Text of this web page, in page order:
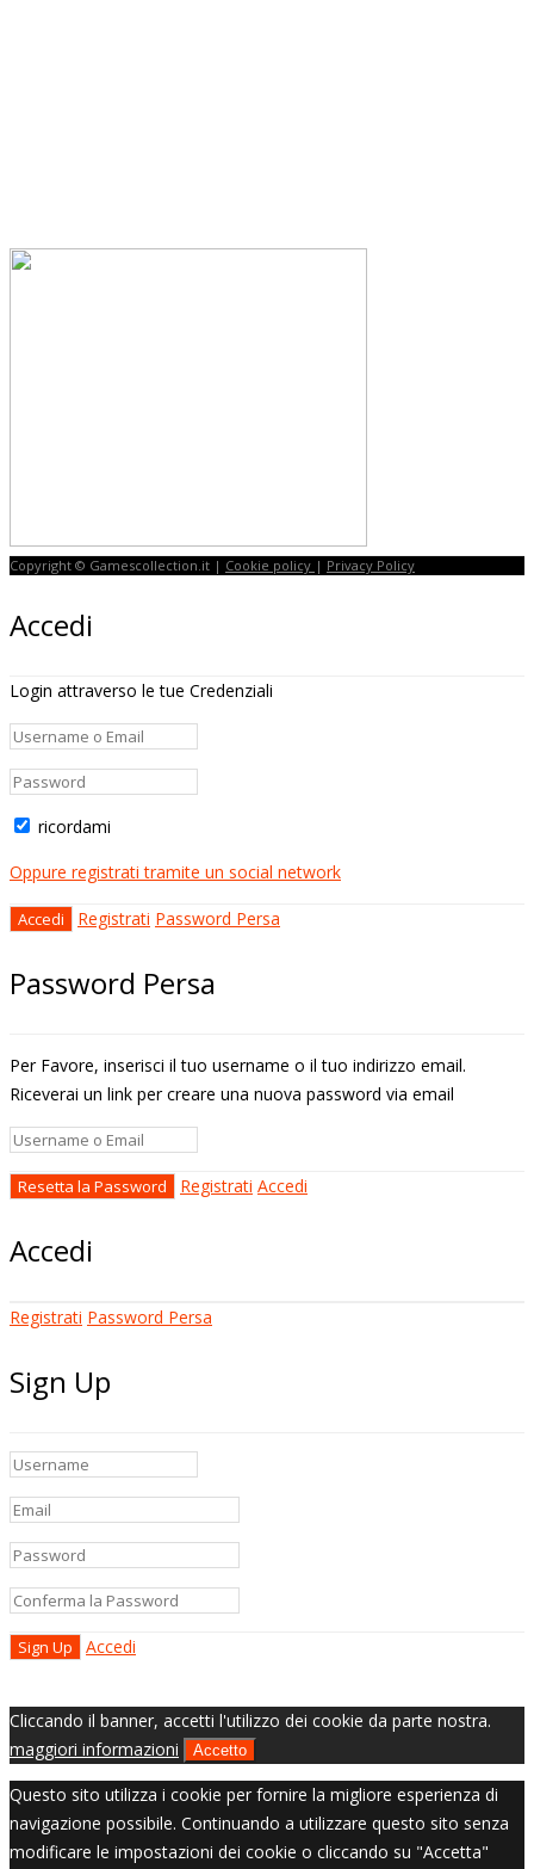
Copyright © Gamescollection.it | Cookie policy | Privacy Policy
Accedi
Login attraverso le tue Credenziali
ricordami
Oppure registrati tramite un social network
Registrati Password Persa
Password Persa
Per Favore, inserisci il tuo username o il tuo indirizzo email.
Riceverai un link per creare una nuova password via email
Registrati Accedi
Accedi
Registrati Password Persa
Sign Up
Accedi
Cliccando il banner, accetti l'utilizzo dei cookie da parte nostra.
maggiori informazioni
Accetto
Questo sito utilizza i cookie per fornire la migliore esperienza di
navigazione possibile. Continuando a utilizzare questo sito senza
modificare le impostazioni dei cookie o cliccando su "Accetta"